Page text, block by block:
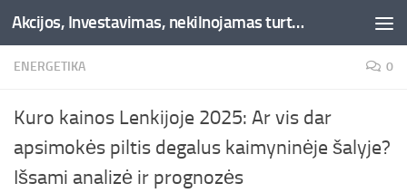
Skip to content Akcijos, Investavimas, nekilnojamas turtas, kriptovaliutos - Besociai.lt
ENERGETIKA 0
Kuro kainos Lenkijoje 2025: Ar vis dar
apsimokės piltis degalus kaimyninėje šalyje?
Išsami analizė ir prognozės